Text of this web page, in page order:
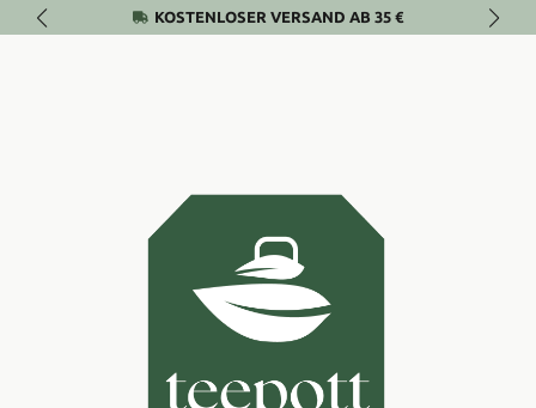
Zum Hauptinhalt springenKOSTENLOSER VERSAND AB 35 €